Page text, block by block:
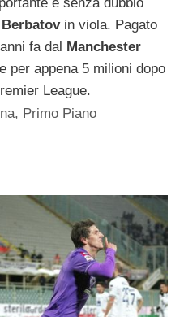
in viola. Pagato
fa dal Manchester
per appena 5 milioni dopo
League.
, Primo Piano